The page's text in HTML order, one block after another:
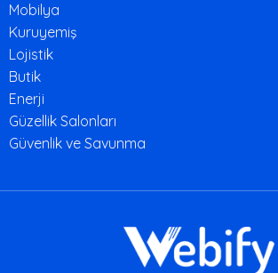
Mobilya
Kuruyemiş
Lojistik
Butik
Enerji
Güzellik Salonları
Güvenlik ve Savunma